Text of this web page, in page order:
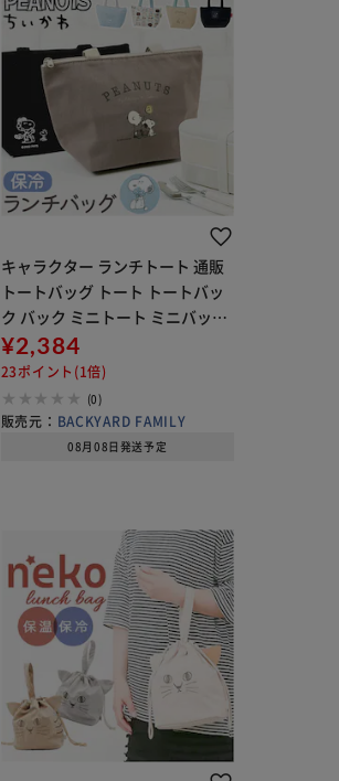
キャラクター ランチトート 通販
トートバッグ トート トートバッ
ク バック ミニトート ミニバッグ
ランチバッグ ランチバック 保温
保冷 お弁当 かわいい 可愛い オシ
ャレ おしゃれ プレゼント
¥2,384
23ポイント(1倍)
(0)
販売元： BACKYARD FAMILY
08月08日発送予定